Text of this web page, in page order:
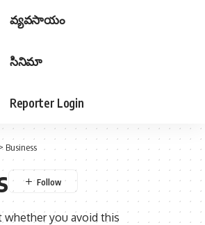
వ్యవసాయం
సినిమా
Reporter Login
> Business
whether you avoid this